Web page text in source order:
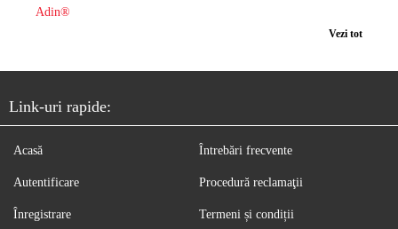
Adin®
Vezi tot
Link-uri rapide:
Acasă
Autentificare
Înregistrare
Întrebări frecvente
Procedură reclamaţii
Termeni și condiții